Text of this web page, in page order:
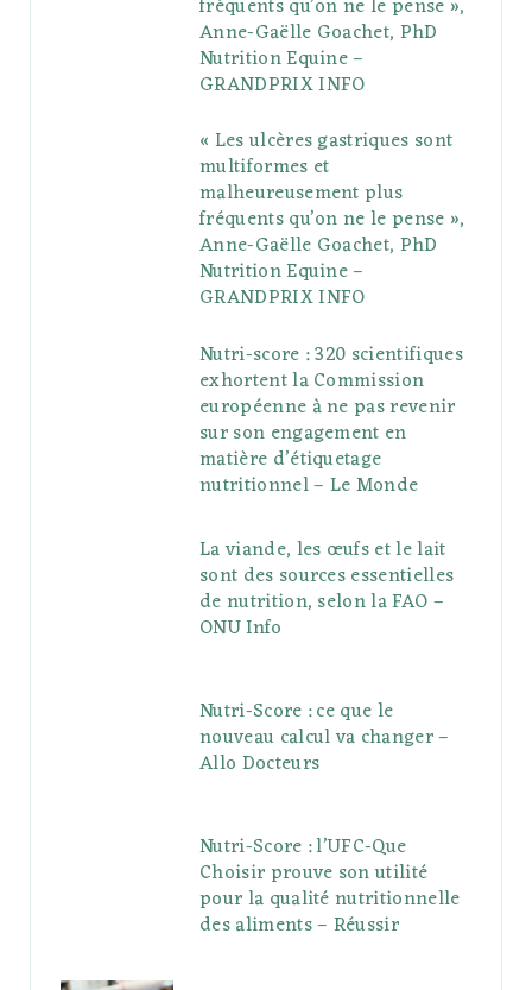
l
s
a
m
s
Anne-Gaëlle Goachet, PhD
Nutrition Equine –
GRANDPRIX INFO
« Les ulcères gastriques sont
multiformes et
malheureusement plus
fréquents qu’on ne le pense »,
Anne-Gaëlle Goachet, PhD
Nutrition Equine –
GRANDPRIX INFO
Nutri-score : 320 scientifiques
exhortent la Commission
européenne à ne pas revenir
sur son engagement en
matière d’étiquetage
nutritionnel – Le Monde
La viande, les œufs et le lait
sont des sources essentielles
de nutrition, selon la FAO –
ONU Info
Nutri-Score : ce que le
nouveau calcul va changer –
Allo Docteurs
Nutri-Score : l’UFC-Que
Choisir prouve son utilité
pour la qualité nutritionnelle
des aliments – Réussir